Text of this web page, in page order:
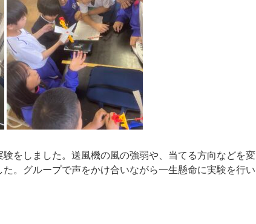
をしました。送風機の風の強弱や、当てる方向などを変
。グループで声をかけ合いながら一生懸命に実験を行い